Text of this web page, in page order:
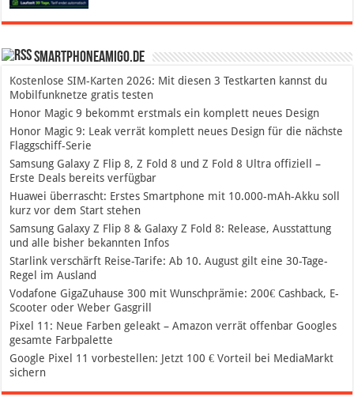
SmartphoneAmigo.de
Kostenlose SIM-Karten 2026: Mit diesen 3 Testkarten kannst du
Mobilfunknetze gratis testen
Honor Magic 9 bekommt erstmals ein komplett neues Design
Honor Magic 9: Leak verrät komplett neues Design für die nächste
Flaggschiff-Serie
Samsung Galaxy Z Flip 8, Z Fold 8 und Z Fold 8 Ultra offiziell –
Erste Deals bereits verfügbar
Huawei überrascht: Erstes Smartphone mit 10.000-mAh-Akku soll
kurz vor dem Start stehen
Samsung Galaxy Z Flip 8 & Galaxy Z Fold 8: Release, Ausstattung
und alle bisher bekannten Infos
Starlink verschärft Reise-Tarife: Ab 10. August gilt eine 30-Tage-
Regel im Ausland
Vodafone GigaZuhause 300 mit Wunschprämie: 200€ Cashback, E-
Scooter oder Weber Gasgrill
Pixel 11: Neue Farben geleakt – Amazon verrät offenbar Googles
gesamte Farbpalette
Google Pixel 11 vorbestellen: Jetzt 100 € Vorteil bei MediaMarkt
sichern